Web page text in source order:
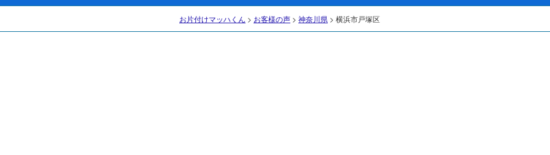
お片付けマッハくん > お客様の声 > 神奈川県 > 横浜市戸塚区